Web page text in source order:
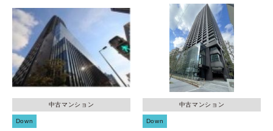
中古マンション
Down
中古マンション
Down